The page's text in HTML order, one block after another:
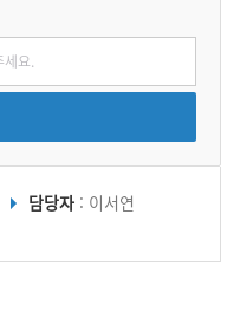
담당자 : 이서연